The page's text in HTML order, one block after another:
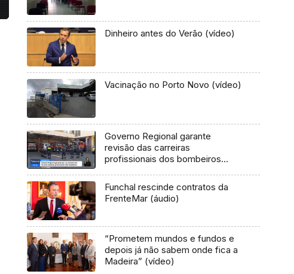
Dinheiro antes do Verão (vídeo)
Vacinação no Porto Novo (vídeo)
Governo Regional garante
revisão das carreiras
profissionais dos bombeiros
Funchal rescinde contratos da
FrenteMar (áudio)
“Prometem mundos e fundos e
depois já não sabem onde fica a
Madeira” (vídeo)